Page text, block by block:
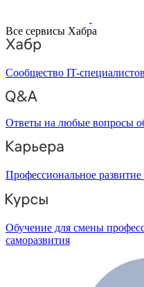
Все сервисы Хабра
Сообщество IT-специалистов
Ответы на любые вопросы
Профессиональное
Обучение для смены
саморазвития